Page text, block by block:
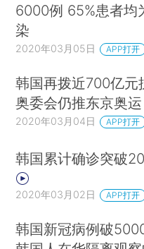
6000例 65%患者均
染
2020年03月05日 APP打开
韩国再拨近700亿元
奥委会仍推东京奥运
2020年03月04日 APP打开
韩国累计确诊突破
2020年03月02日 APP打开
韩国新冠病例破